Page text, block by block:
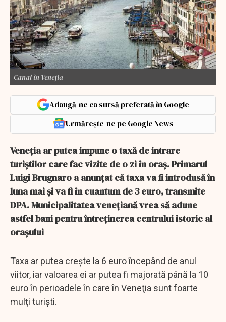
Canal în Veneția
Adaugă-ne ca sursă preferată în Google
Urmărește-ne pe Google News
Veneția ar putea impune o taxă de intrare
turiștilor care fac vizite de o zi în oraș. Primarul
Luigi Brugnaro a anunțat că taxa va fi introdusă în
luna mai și va fi în cuantum de 3 euro, transmite
DPA. Municipalitatea venețiană vrea să adune
astfel bani pentru întreținerea centrului istoric al
orașului
Taxa ar putea creşte la 6 euro începând de anul
viitor, iar valoarea ei ar putea fi majorată până la 10
euro în perioadele în care în Veneţia sunt foarte
mulţi turişti.